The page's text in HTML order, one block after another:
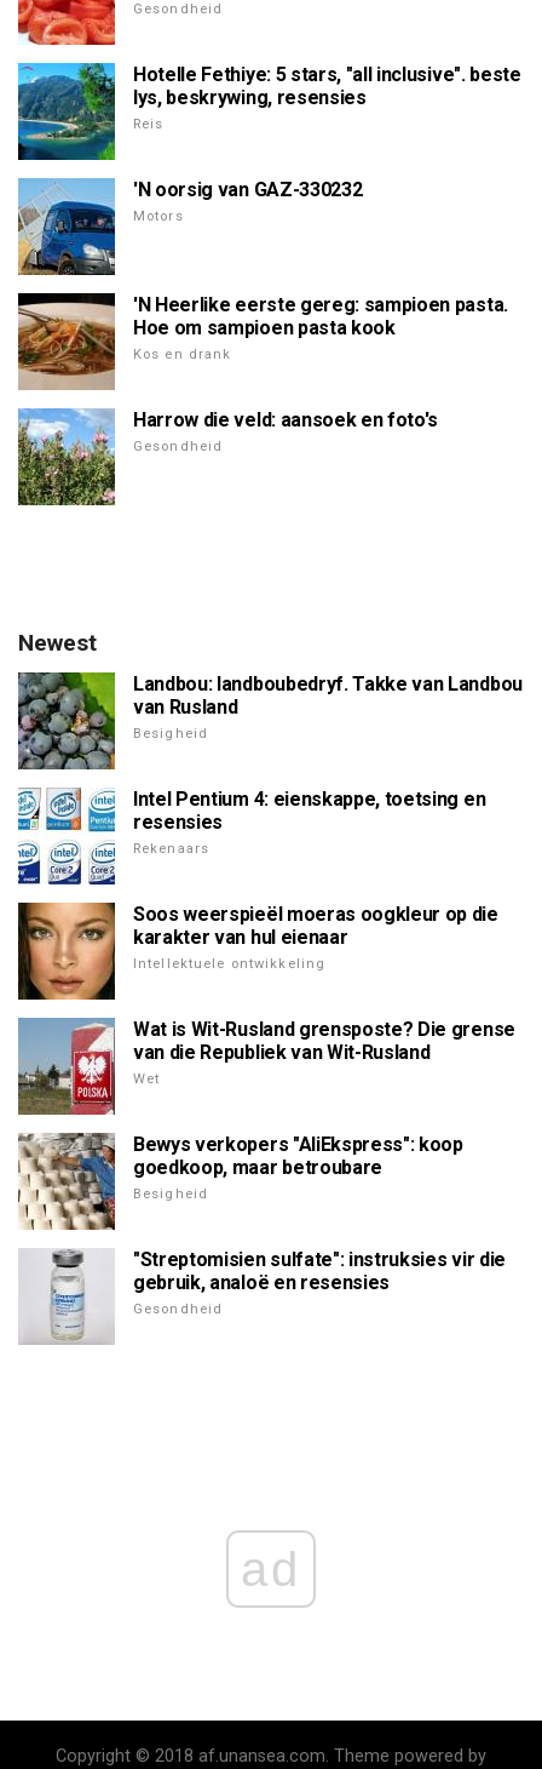
Gesondheid
Hotelle Fethiye: 5 stars, "all inclusive". beste
lys, beskrywing, resensies
Reis
'N oorsig van GAZ-330232
Motors
'N Heerlike eerste gereg: sampioen pasta.
Hoe om sampioen pasta kook
Kos en drank
Harrow die veld: aansoek en foto's
Gesondheid
Newest
Landbou: landboubedryf. Takke van Landbou
van Rusland
Besigheid
Intel Pentium 4: eienskappe, toetsing en
resensies
Rekenaars
Soos weerspieël moeras oogkleur op die
karakter van hul eienaar
Intellektuele ontwikkeling
Wat is Wit-Rusland grensposte? Die grense
van die Republiek van Wit-Rusland
Wet
Bewys verkopers "AliEkspress": koop
goedkoop, maar betroubare
Besigheid
"Streptomisien sulfate": instruksies vir die
gebruik, analoë en resensies
Gesondheid
ad
Copyright © 2018 af.unansea.com. Theme powered by